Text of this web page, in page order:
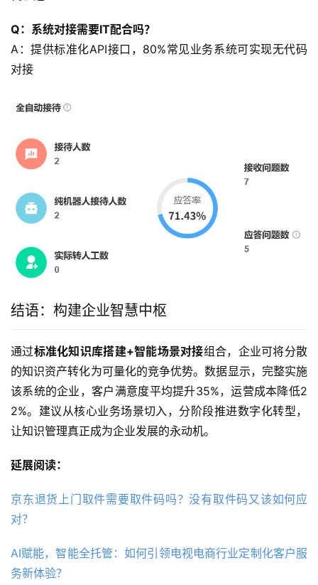
Q：系统对接需要IT配合吗？
A：提供标准化API接口，80%常见业务系统可实现无代码
对接
结语：构建企业智慧中枢
通过标准化知识库搭建+智能场景对接组合，企业可将分散
的知识资产转化为可量化的竞争优势。数据显示，完整实施
该系统的企业，客户满意度平均提升35%，运营成本降低2
2%。建议从核心业务场景切入，分阶段推进数字化转型，
让知识管理真正成为企业发展的永动机。
延展阅读：
京东退货上门取件需要取件码吗？没有取件码又该如何应
对？
AI赋能，智能全托管：如何引领电视电商行业定制化客户服
务新体验？